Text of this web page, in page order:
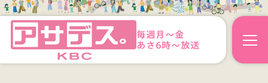
毎週月～金
あさ6時～放送